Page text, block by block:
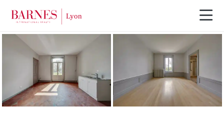
LOUÉ PAR BARNES